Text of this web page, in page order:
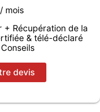
mois
+ Récupération de la
& télé-déclaré
devis